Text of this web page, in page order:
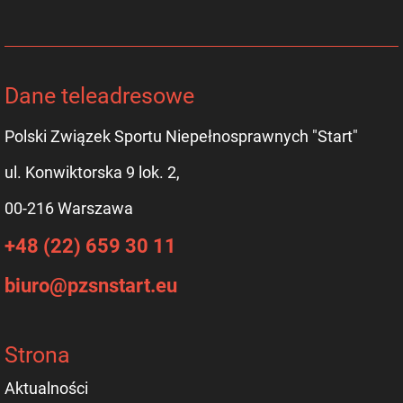
Dane teleadresowe
Polski Związek Sportu Niepełnosprawnych "Start"
ul. Konwiktorska 9 lok. 2,
00-216 Warszawa
+48 (22) 659 30 11
biuro@pzsnstart.eu
Strona
Aktualności